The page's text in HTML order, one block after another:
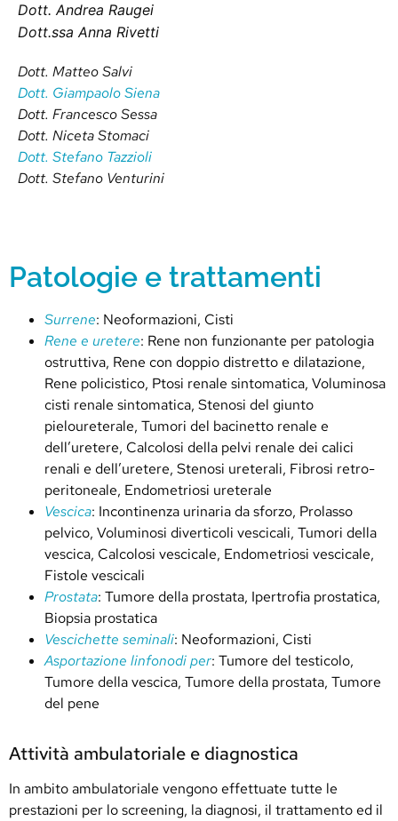
Dott. Andrea Raugei
Dott.ssa Anna Rivetti
Dott. Matteo Salvi
Dott. Giampaolo Siena
Dott. Francesco Sessa
Dott. Niceta Stomaci
Dott. Stefano Tazzioli
Dott. Stefano Venturini
Patologie e trattamenti
Surrene: Neoformazioni, Cisti
Rene e uretere: Rene non funzionante per patologia
ostruttiva, Rene con doppio distretto e dilatazione,
Rene policistico, Ptosi renale sintomatica, Voluminosa
cisti renale sintomatica, Stenosi del giunto
pieloureterale, Tumori del bacinetto renale e
dell’uretere, Calcolosi della pelvi renale dei calici
renali e dell’uretere, Stenosi ureterali, Fibrosi retro-
peritoneale, Endometriosi ureterale
Vescica: Incontinenza urinaria da sforzo, Prolasso
pelvico, Voluminosi diverticoli vescicali, Tumori della
vescica, Calcolosi vescicale, Endometriosi vescicale,
Fistole vescicali
Prostata: Tumore della prostata, Ipertrofia prostatica,
Biopsia prostatica
Vescichette seminali: Neoformazioni, Cisti
Asportazione linfonodi per: Tumore del testicolo,
Tumore della vescica, Tumore della prostata, Tumore
del pene
Attività ambulatoriale e diagnostica
In ambito ambulatoriale vengono effettuate tutte le
prestazioni per lo screening, la diagnosi, il trattamento ed il